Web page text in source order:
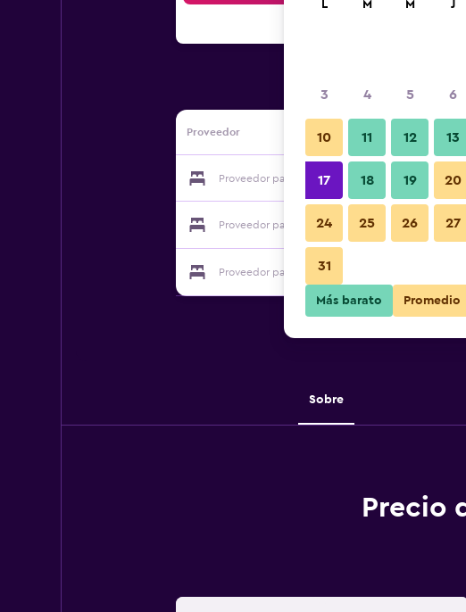
Proveedor
Proveedor para Villa Cosy
Proveedor para Villa Cosy
Proveedor para Villa Cosy
Sobre
Precio
L M M J
3 4 5 6
10 11 12 13
17 18 19 20
24 25 26 27
31
Más barato Promedio